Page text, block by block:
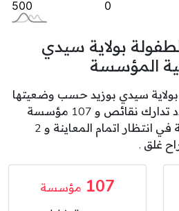
بولاية سيدي
المؤسسة
سيدي بوزيد حسب وضعيتها
كالآتي: 144 مؤسسة بصدد تدارك نقائص و 107 مؤسسة
بصدد النشاط و 8 مؤسسة في انتظار اتمام المعاينة و 2
غلق .
107 مؤسسة